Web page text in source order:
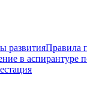
развитияПравила
в аспирантуре